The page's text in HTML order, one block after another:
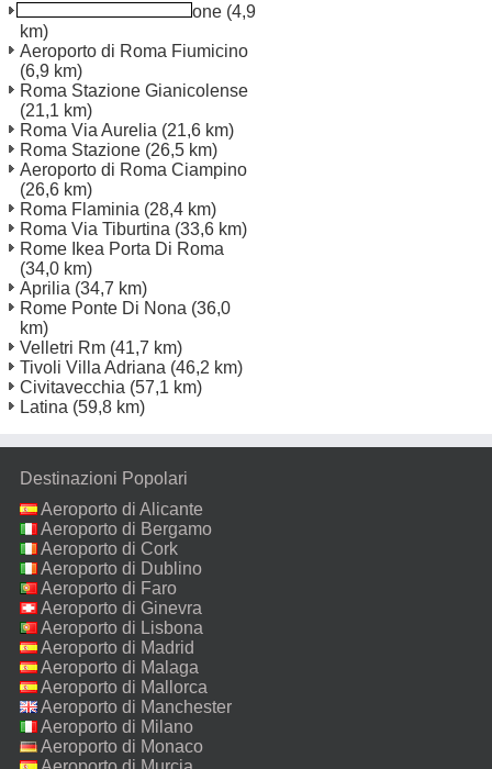
Roma Fiumicino Stazione (4,9
km)
Aeroporto di Roma Fiumicino
(6,9 km)
Roma Stazione Gianicolense
(21,1 km)
Roma Via Aurelia (21,6 km)
Roma Stazione (26,5 km)
Aeroporto di Roma Ciampino
(26,6 km)
Roma Flaminia (28,4 km)
Roma Via Tiburtina (33,6 km)
Rome Ikea Porta Di Roma
(34,0 km)
Aprilia (34,7 km)
Rome Ponte Di Nona (36,0
km)
Velletri Rm (41,7 km)
Tivoli Villa Adriana (46,2 km)
Civitavecchia (57,1 km)
Latina (59,8 km)
Destinazioni Popolari
Aeroporto di Alicante
Aeroporto di Bergamo
Aeroporto di Cork
Aeroporto di Dublino
Aeroporto di Faro
Aeroporto di Ginevra
Aeroporto di Lisbona
Aeroporto di Madrid
Aeroporto di Malaga
Aeroporto di Mallorca
Aeroporto di Manchester
Aeroporto di Milano
Malpensa
Aeroporto di Monaco